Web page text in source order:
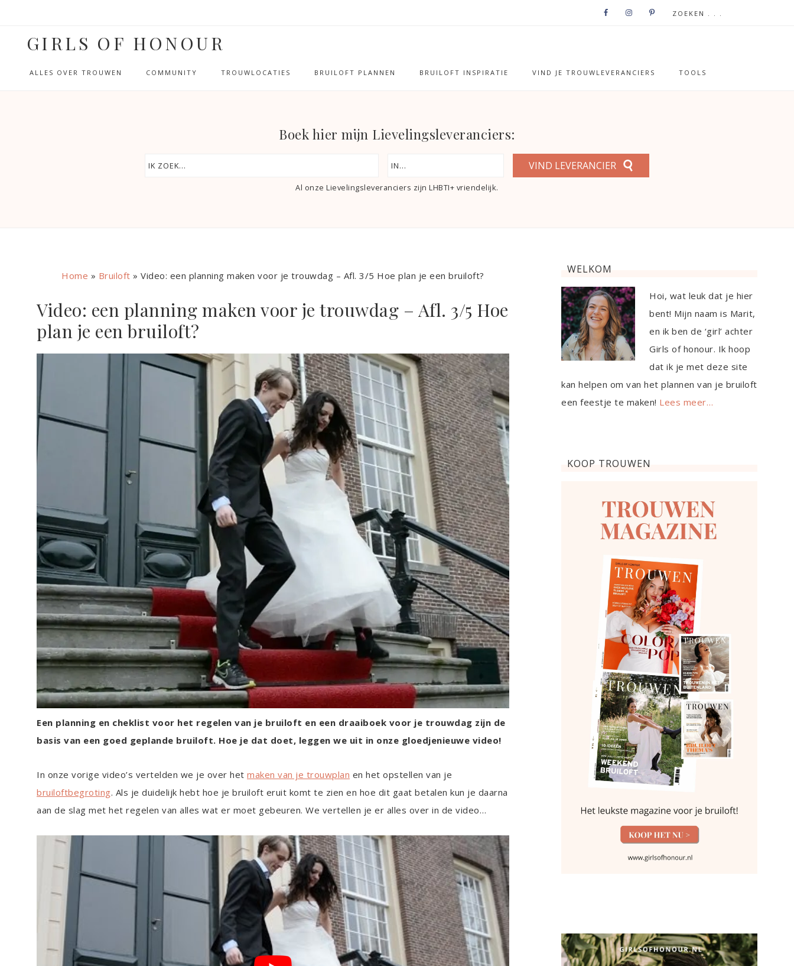
GIRLS OF HONOUR
ALLES OVER TROUWEN COMMUNITY TROUWLOCATIES BRUILOFT PLANNEN BRUILOFT INSPIRATIE VIND JE TROUWLEVERANCIERS TOOLS
Boek hier mijn Lievelingsleveranciers:
VIND LEVERANCIER
Al onze Lievelingsleveranciers zijn LHBTI+ vriendelijk.
Home » Bruiloft »Video: een planning maken voor je trouwdag – Afl. 3/5 Hoe plan je een bruiloft?
Video: een planning maken voor je trouwdag – Afl. 3/5 Hoe
plan je een bruiloft?
Een planning en cheklist voor het regelen van je bruiloft en een draaiboek voor je trouwdag zijn de
basis van een goed geplande bruiloft. Hoe je dat doet, leggen we uit in onze gloedjenieuwe video!
In onze vorige video’s vertelden we je over het maken van je trouwplan en het opstellen van je
bruiloftbegroting. Als je duidelijk hebt hoe je bruiloft eruit komt te zien en hoe dit gaat betalen kun je daarna
aan de slag met het regelen van alles wat er moet gebeuren. We vertellen je er alles over in de video…
WELKOM
Hoi, wat leuk dat je hier
bent! Mijn naam is Marit,
en ik ben de ‘girl’ achter
Girls of honour. Ik hoop
dat ik je met deze site
kan helpen om van het plannen van je bruiloft
een feestje te maken! Lees meer…
KOOP TROUWEN